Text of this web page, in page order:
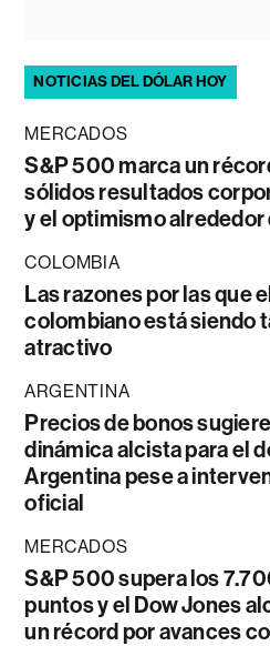
NOTICIAS DEL DÓLAR HOY
MERCADOS
S&P 500 marca un
sólidos resultados
y el optimismo alrededor
COLOMBIA
Las razones por las que
colombiano está siendo
atractivo
ARGENTINA
Precios de bonos
dinámica alcista para el
Argentina pese a
oficial
MERCADOS
S&P 500 supera los
puntos y el Dow Jones
un récord por avances